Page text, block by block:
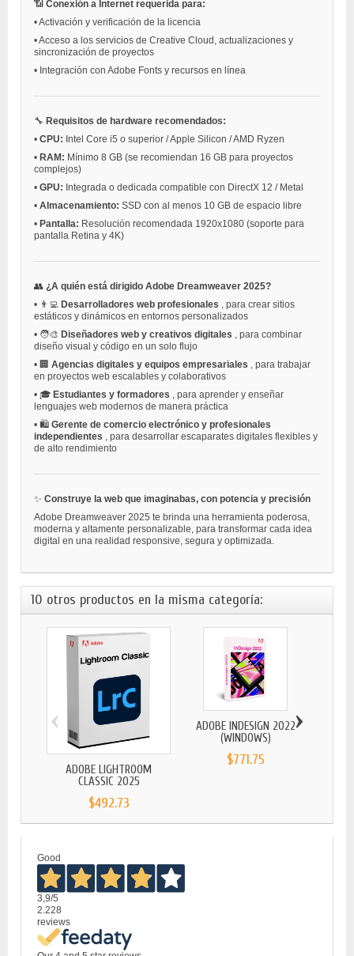
📶 Conexión a Internet requerida para:
•Activación y verificación de la licencia
•Acceso a los servicios de Creative Cloud, actualizaciones y
sincronización de proyectos
• Integración con Adobe Fonts y recursos en línea
🔧 Requisitos de hardware recomendados:
• CPU: Intel Core i5 o superior / Apple Silicon / AMD Ryzen
• RAM: Mínimo 8 GB (se recomiendan 16 GB para proyectos
complejos)
• GPU: Integrada o dedicada compatible con DirectX 12 / Metal
• Almacenamiento: SSD con al menos 10 GB de espacio libre
• Pantalla: Resolución recomendada 1920x1080 (soporte para
pantalla Retina y 4K)
👥 ¿A quién está dirigido Adobe Dreamweaver 2025?
• 👨‍💻 Desarrolladores web profesionales
, para crear sitios
estáticos y dinámicos en entornos personalizados
• 🧑‍🎨 Diseñadores web y creativos digitales
, para combinar
diseño visual y código en un solo flujo
• 🏢 Agencias digitales y equipos empresariales
, para trabajar
en proyectos web escalables y colaborativos
• 🎓 Estudiantes y formadores
, para aprender y enseñar
lenguajes web modernos de manera práctica
• 🛍️ Gerente de comercio electrónico y profesionales
independientes
, para desarrollar escaparates digitales flexibles y
de alto rendimiento
✨ Construye la web que imaginabas, con potencia y precisión
Adobe Dreamweaver 2025 te brinda una herramienta poderosa,
moderna y altamente personalizable, para transformar cada idea
digital en una realidad responsive, segura y optimizada.
10 otros productos en la misma categoría:
ADOBE LIGHTROOM
CLASSIC 2025
$492.73
ADOBE INDESIGN 2022
(WINDOWS)
$771.75
‹ ›
Good
3,9/5
2.228
reviews